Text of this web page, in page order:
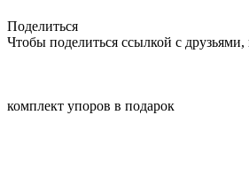
Поделиться
Чтобы поделиться ссылкой с
комплект упоров в подарок